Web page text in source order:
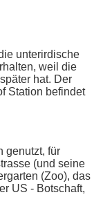
unterirdische
weil die
hat. Der
Station befindet
genutzt, für
(und seine
(Zoo), das
US - Botschaft,